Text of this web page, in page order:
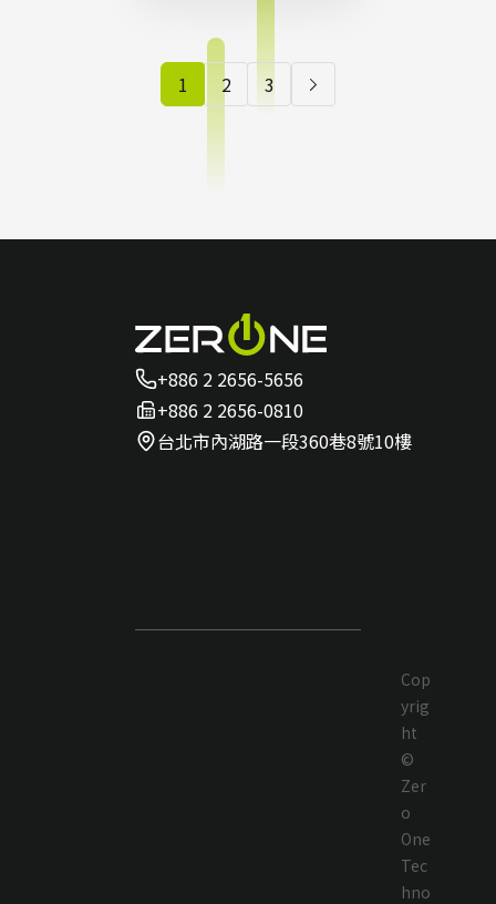
掌握影
像未來
1 2 3
+886 2 2656-5656
+886 2 2656-0810
台北市內湖路一段360巷8號10樓
Cop
yrig
ht
©
Zer
o
One
Tec
hno